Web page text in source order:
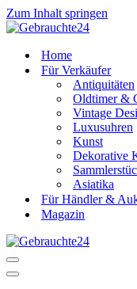
Zum Inhalt springen
Home
Für Verkäufer
Antiquitäten
Oldtimer &
Vintage
Luxusuhren
Kunst
Dekorative
Asiatika
Für Händler &
Magazin
Navigationsmenü
Navigationsmenü